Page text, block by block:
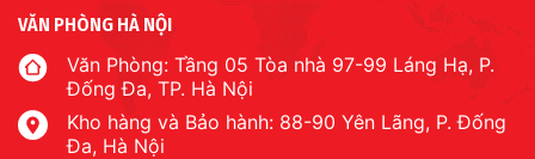
VĂN PHÒNG HÀ NỘI
Văn Phòng: Tầng 05 Tòa nhà 97-99 Láng Hạ, P.
Đống Đa, TP. Hà Nội
Kho hàng và Bảo hành: 88-90 Yên Lãng, P. Đống
Đa, Hà Nội